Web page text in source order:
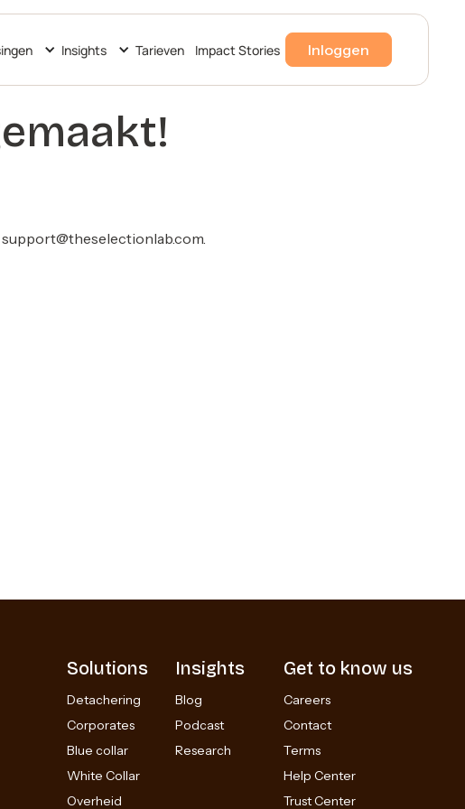
Insights Tarieven Impact Stories Inloggen
support@theselectionlab.com.
Solutions
Detachering
Corporates
Blue collar
White Collar
Overheid
Insights
Blog
Podcast
Research
Get to know us
Careers
Contact
Terms
Help Center
Trust Center